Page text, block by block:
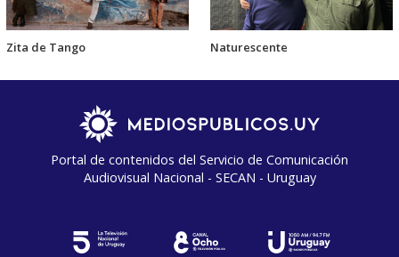
Zita de Tango Naturescente
Portal de contenidos del Servicio de Comunicación
Audiovisual Nacional - SECAN - Uruguay